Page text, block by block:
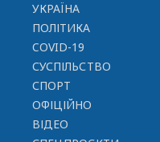
УКРАЇНА
ПОЛІТИКА
COVID-19
СУСПІЛЬСТВО
СПОРТ
ОФІЦІЙНО
ВІДЕО